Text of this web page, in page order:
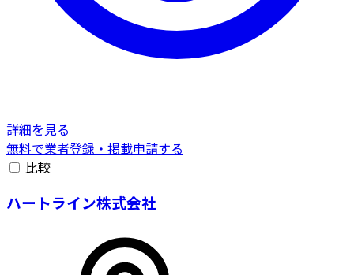
詳細を見る
無料で業者登録・掲載申請する
比較
ハートライン株式会社